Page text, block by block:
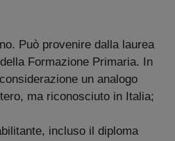
Può provenire dalla laurea
Formazione Primaria. In
un analogo
ma riconosciuto in Italia;
incluso il diploma